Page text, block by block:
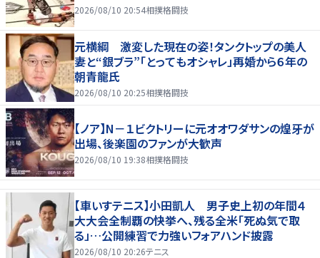
2026/08/10 20:54相撲格闘技
元横綱 激変した現在の姿！タンクトップの美人
妻と“銀ブラ”「とってもオシャレ」再婚から６年の
朝青龍氏
2026/08/10 20:25相撲格闘技
【ノア】N－１ビクトリーに元オオワダサンの煌牙が
出場、後楽園のファンが大歓声
2026/08/10 19:38相撲格闘技
【車いすテニス】小田凱人 男子史上初の年間４
大大会全制覇の快挙へ、残る全米「死ぬ気で取
る」…公開練習で力強いフォアハンド披露
2026/08/10 20:26テニス